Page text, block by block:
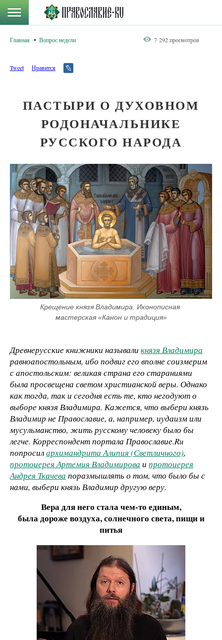
Главная Вопрос недели 7 292 просмотров
Tweet Нравится
ПАСТЫРИ О ДУХОВНОМ
РОДОНАЧАЛЬНИКЕ
РУССКОГО НАРОДА
Крещение князя Владимира. Иконописная
мастерская «Канон и традиция»
Древнерусские книжники называли князя Владимира
равноапостольным, ибо подвиг его вполне соизмерим
с апостольским: великая страна его стараниями
была просвещена светом христианской веры. Однако
как тогда, так и сегодня есть те, кто негодуют о
выборе князя Владимира. Кажется, что выбери князь
Владимир не Православие, а, например, иудаизм или
мусульманство, жить русскому человеку было бы
легче. Корреспондент портала Православие.Ru
попросилархимандрита Алипия (Светличного),
протоиерея Артемия Владимирова и протоиерея
Андрея Ткачева поразмышлять о том, что было бы с
нами, выбери князь Владимир другую веру.
Вера для него стала чем-то единым,
была дороже воздуха, солнечного света, пищи и
питья